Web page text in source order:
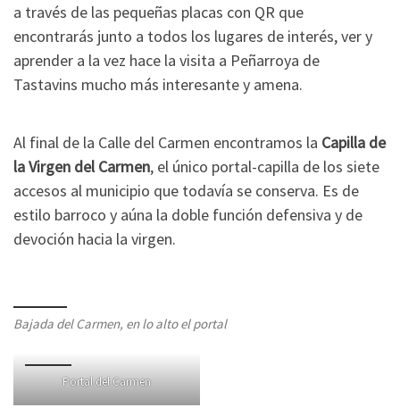
a través de las pequeñas placas con QR que
encontrarás junto a todos los lugares de interés, ver y
aprender a la vez hace la visita a Peñarroya de
Tastavins mucho más interesante y amena.
Al final de la Calle del Carmen encontramos la Capilla de
la Virgen del Carmen, el único portal-capilla de los siete
accesos al municipio que todavía se conserva. Es de
estilo barroco y aúna la doble función defensiva y de
devoción hacia la virgen.
Bajada del Carmen, en lo alto el portal
Portal del Carmen